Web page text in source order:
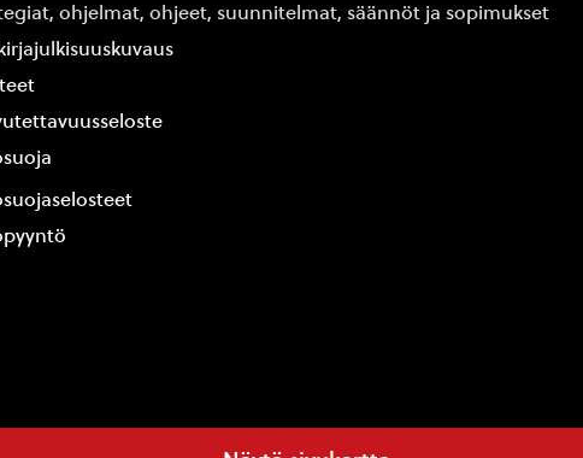
ohjelmat, ohjeet, suunnitelmat, säännöt ja sopimukset